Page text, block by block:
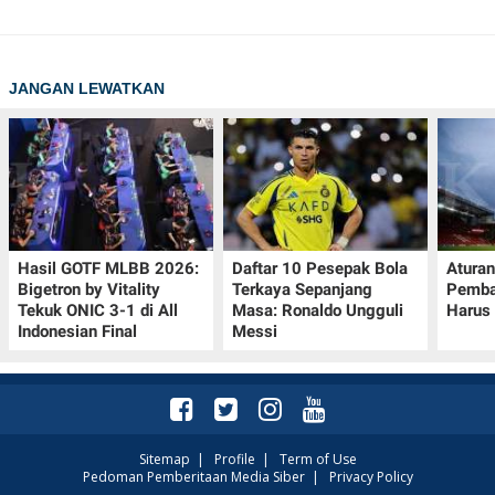
JANGAN LEWATKAN
Hasil GOTF MLBB 2026:
Bigetron by Vitality
Tekuk ONIC 3-1 di All
Indonesian Final
Daftar 10 Pesepak Bola
Terkaya Sepanjang
Masa: Ronaldo Ungguli
Messi
Sitemap | Profile | Term of Use
Pedoman Pemberitaan Media Siber| Privacy Policy